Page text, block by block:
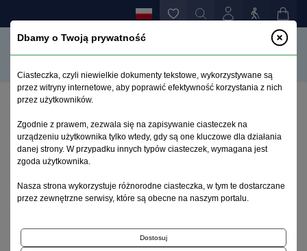
Paprzycki LK. Prawna problematyka opiniowania psy-
chiatryczno-psychologicznego w postępowaniu
karnym oraz w zakresie ochrony zdrowia
psychicznego. Wydawnictwo Instytutu Ekspertyz
Sadowych. Kraków; 2006
Archiwum 1992–2014
Dbamy o Twoją prywatność
Ciasteczka, czyli niewielkie dokumenty tekstowe, wykorzystywane są
przez witryny internetowe, aby poprawić efektywność korzystania z nich
przez użytkowników.
Zgodnie z prawem, zezwala się na zapisywanie ciasteczek na
urządzeniu użytkownika tylko wtedy, gdy są one kluczowe dla działania
danej strony. W przypadku innych typów ciasteczek, wymagana jest
zgoda użytkownika.
Nasza strona wykorzystuje różnorodne ciasteczka, w tym te dostarczane
przez zewnętrzne serwisy, które są obecne na naszym portalu.
Dostosuj